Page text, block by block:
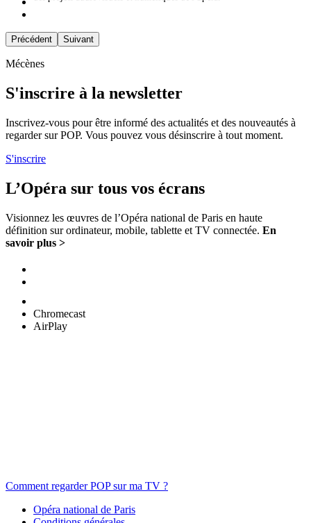
Précédent Suivant
Mécènes
S'inscrire à la newsletter
Inscrivez-vous pour être informé des actualités et des nouveautés à
regarder sur POP. Vous pouvez vous désinscrire à tout moment.
S'inscrire
L’Opéra sur tous vos écrans
Visionnez les œuvres de l’Opéra national de Paris en haute
définition sur ordinateur, mobile, tablette et TV connectée. En
savoir plus >
Chromecast
AirPlay
Comment regarder POP sur ma TV ?
Opéra national de Paris